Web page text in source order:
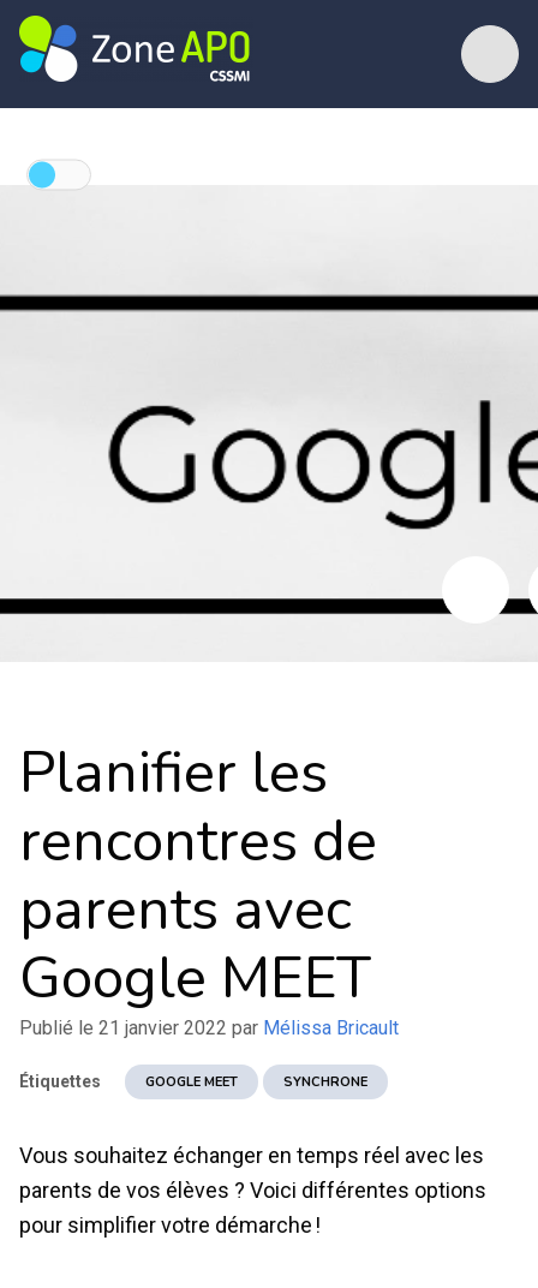
Planifier les
rencontres de
parents avec
Google MEET
Publié le 21 janvier 2022 par Mélissa Bricault
Étiquettes GOOGLE MEET SYNCHRONE
Vous souhaitez échanger en temps réel avec les
parents de vos élèves ? Voici différentes options
pour simplifier votre démarche !